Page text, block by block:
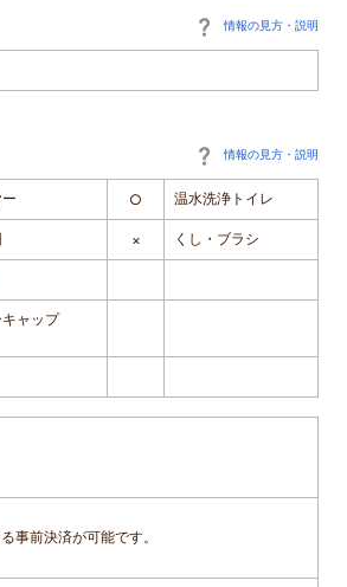
情報の見方・説明
情報の見方・説明
○ 温水洗浄トイレ
× くし・ブラシ
ャップ
事前決済が可能です。